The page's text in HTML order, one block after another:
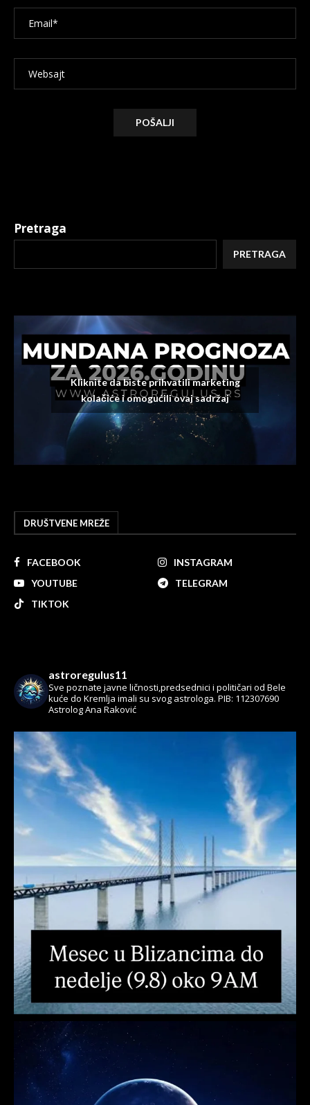
Pretraga
PRETRAGA
Kliknite da biste prihvatili marketing
kolačiće i omogućili ovaj sadržaj
DRUŠTVENE MREŽE
FACEBOOK
INSTAGRAM
YOUTUBE
TELEGRAM
TIKTOK
astroregulus11
Sve poznate javne ličnosti,predsednici i političari od Bele
kuće do Kremlja imali su svog astrologa. PIB: 112307690
Astrolog Ana Raković